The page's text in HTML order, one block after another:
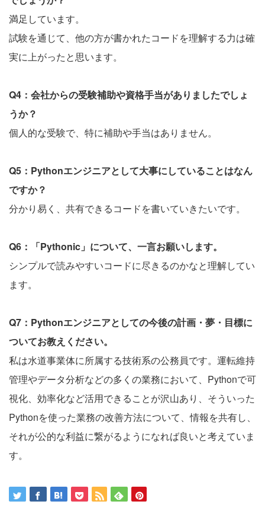
満足しています。
試験を通じて、他の方が書かれたコードを理解する力は確
実に上がったと思います。
Q4：会社からの受験補助や資格手当がありましたでしょ
うか？
個人的な受験で、特に補助や手当はありません。
Q5：Pythonエンジニアとして大事にしていることはなん
ですか？
分かり易く、共有できるコードを書いていきたいです。
Q6：「Pythonic」について、一言お願いします。
シンプルで読みやすいコードに尽きるのかなと理解してい
ます。
Q7：Pythonエンジニアとしての今後の計画・夢・目標に
ついてお教えください。
私は水道事業体に所属する技術系の公務員です。運転維持
管理やデータ分析などの多くの業務において、Pythonで可
視化、効率化など活用できることが沢山あり、そういった
Pythonを使った業務の改善方法について、情報を共有し、
それが公的な利益に繋がるようになれば良いと考えていま
す。